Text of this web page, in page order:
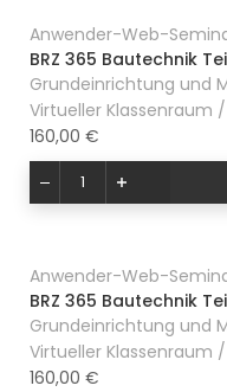
Anwender-Web-
BRZ 365 Bautechnik
Grundeinrichtung und
Virtueller Klassenraum /
160,00 €
Anwender-Web-
BRZ 365 Bautechnik
Grundeinrichtung und
Virtueller Klassenraum /
160,00 €